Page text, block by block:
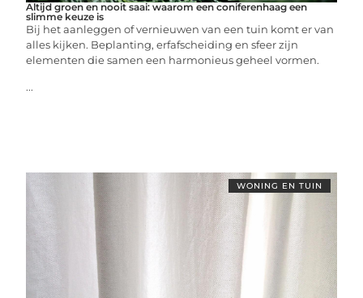
Altijd groen en nooit saai: waarom een coniferenhaag een
slimme keuze is
Bij het aanleggen of vernieuwen van een tuin komt er van
alles kijken. Beplanting, erfafscheiding en sfeer zijn
elementen die samen een harmonieus geheel vormen.
...
WONING EN TUIN